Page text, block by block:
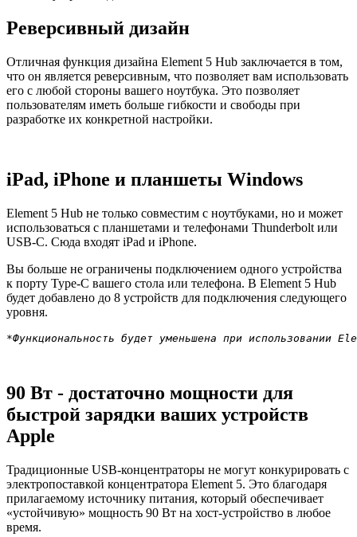
Реверсивный дизайн
Отличная функция дизайна Element 5 Hub заключается в том,
что он является реверсивным, что позволяет вам использовать
его с любой стороны вашего ноутбука. Это позволяет
пользователям иметь больше гибкости и свободы при
разработке их конкретной настройки.
iPad, iPhone и планшеты Windows
Element 5 Hub не только совместим с ноутбуками, но и может
использоваться с планшетами и телефонами Thunderbolt или
USB-C. Сюда входят iPad и iPhone.
Вы больше не ограничены подключением одного устройства
к порту Type-C вашего стола или телефона. В Element 5 Hub
будет добавлено до 8 устройств для подключения следующего
уровня.
*Функциональность будет уменьшена при использовании
90 Вт - достаточно мощности для
быстрой зарядки ваших устройств
Apple
Традиционные USB-концентраторы не могут конкурировать с
электропоставкой концентратора Element 5. Это благодаря
прилагаемому источнику питания, который обеспечивает
«устойчивую» мощность 90 Вт на хост-устройство в любое
время.